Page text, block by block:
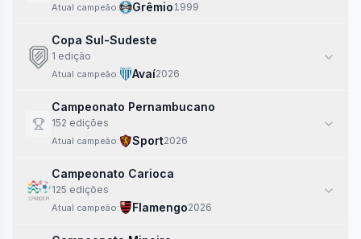
Atual campeão: Grêmio1999
Copa Sul-Sudeste
1 edição
Atual campeão: Avaí2026
Campeonato Pernambucano
152 edições
Atual campeão: Sport2026
Campeonato Carioca
125 edições
Atual campeão: Flamengo2026